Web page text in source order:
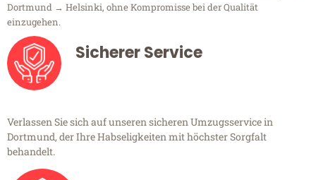
Dortmund → Helsinki, ohne Kompromisse bei der Qualität
einzugehen.
Sicherer Service
Verlassen Sie sich auf unseren sicheren Umzugsservice in
Dortmund, der Ihre Habseligkeiten mit höchster Sorgfalt
behandelt.